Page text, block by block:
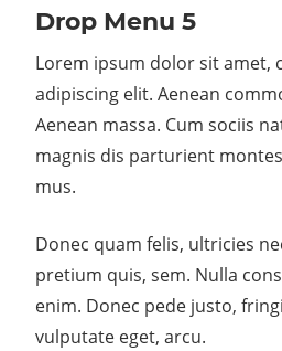
1903
Drop Menu 5
Lorem ipsum dolor sit amet,
adipiscing elit. Aenean
Aenean massa. Cum sociis
magnis dis parturient
mus.
Donec quam felis, ultricies
pretium quis, sem. Nulla
enim. Donec pede justo,
vulputate eget, arcu.